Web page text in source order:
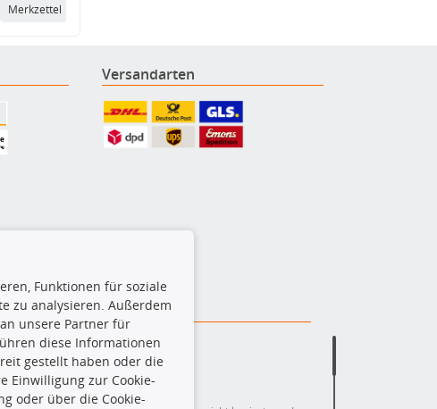
Merkzettel
Versandarten
Funktionen für soziale
zu analysieren. Außerdem
unsere Partner für
diese Informationen
gestellt haben oder die
Einwilligung zur Cookie-
oder über die Cookie-